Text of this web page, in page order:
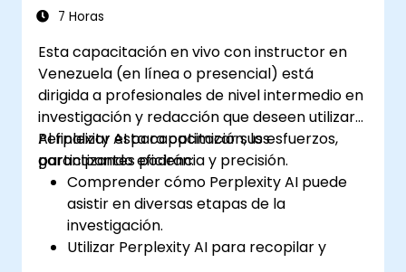
7 Horas
Esta capacitación en vivo con instructor en
Venezuela (en línea o presencial) está
dirigida a profesionales de nivel intermedio en
investigación y redacción que deseen utilizar
Perplexity AI para optimizar sus esfuerzos,
garantizando eficiencia y precisión.
Al finalizar esta capacitación, los
participantes podrán:
Comprender cómo Perplexity AI puede
asistir en diversas etapas de la
investigación.
Utilizar Perplexity AI para recopilar y